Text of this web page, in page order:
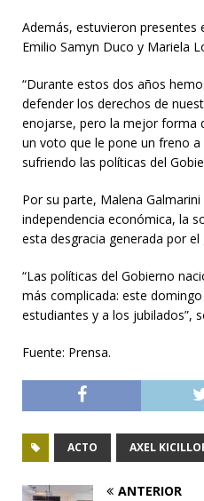
Además, estuvieron presentes
Emilio Samyn Duco y Mariela
“Durante estos dos años
defender los derechos de
enojarse, pero la mejor forma
un voto que le pone un freno
sufriendo las políticas del
Por su parte, Malena
independencia económica, la
esta desgracia generada por el
“Las políticas del Gobierno
más complicada: este
estudiantes y a los jubilados”,
Fuente: Prensa.
ACTO AXEL
ANTERIOR